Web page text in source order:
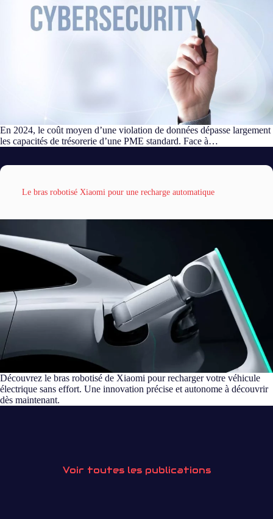
En 2024, le coût moyen d’une violation de données dépasse largement
les capacités de trésorerie d’une PME standard. Face à…
Le bras robotisé Xiaomi pour une recharge automatique
Découvrez le bras robotisé de Xiaomi pour recharger votre véhicule
électrique sans effort. Une innovation précise et autonome à découvrir
dès maintenant.
Voir toutes les publications